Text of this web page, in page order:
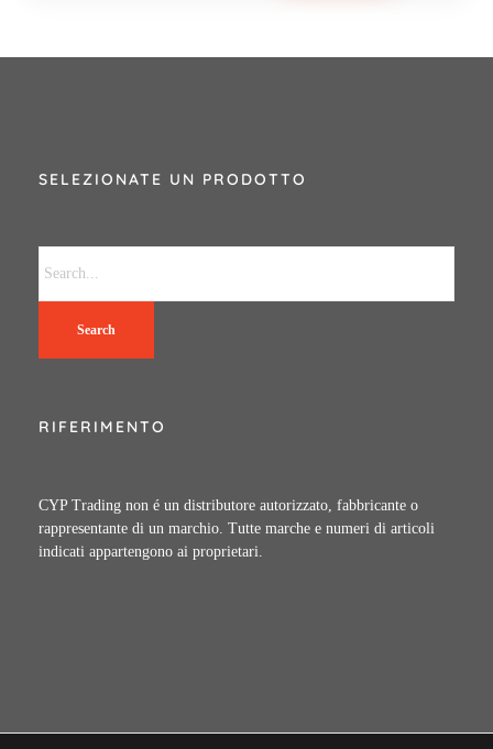
SELEZIONATE UN PRODOTTO
Search
RIFERIMENTO
CYP Trading non é un distributore autorizzato, fabbricante o
rappresentante di un marchio. Tutte marche e numeri di articoli
indicati appartengono ai proprietari.